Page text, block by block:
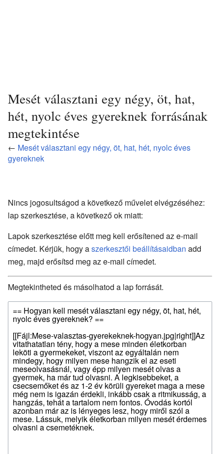
Mesét választani egy négy, öt, hat,
hét, nyolc éves gyereknek forrásának
megtekintése
← Mesét választani egy négy, öt, hat, hét, nyolc éves
gyereknek
Nincs jogosultságod a következő művelet elvégzéséhez:
lap szerkesztése, a következő ok miatt:
Lapok szerkesztése előtt meg kell erősítened az e-mail
címedet. Kérjük, hogy aszerkesztői beállításaidban add
meg, majd erősítsd meg az e-mail címedet.
Megtekintheted és másolhatod a lap forrását.